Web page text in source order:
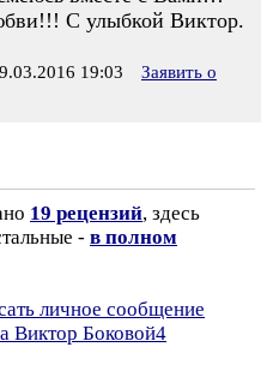
С улыбкой Виктор.
19:03
Заявить о
19 рецензий, здесь
- в полном
личное сообщение
Виктор Боковой4